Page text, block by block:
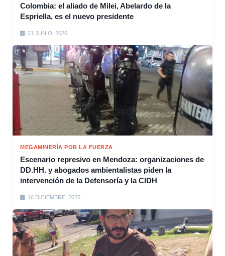
Colombia: el aliado de Milei, Abelardo de la
Espriella, es el nuevo presidente
21 JUNIO, 2026
MEGAMINERÍA POR LA FUERZA
Escenario represivo en Mendoza: organizaciones de
DD.HH. y abogados ambientalistas piden la
intervención de la Defensoría y la CIDH
16 DICIEMBRE, 2025